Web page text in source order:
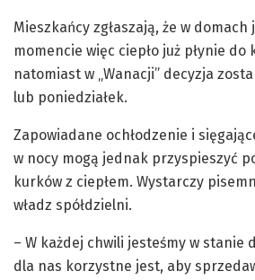
Mieszkańcy zgłaszają, że w domach
momencie więc ciepło już płynie do
natomiast w „Wanacji” decyzja
lub poniedziałek.
Zapowiadane ochłodzenie i
w nocy mogą jednak przyspieszyć
kurków z ciepłem. Wystarczy
władz spółdzielni.
– W każdej chwili jesteśmy w stanie
dla nas korzystne jest, aby